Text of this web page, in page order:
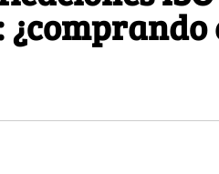
¿comprando